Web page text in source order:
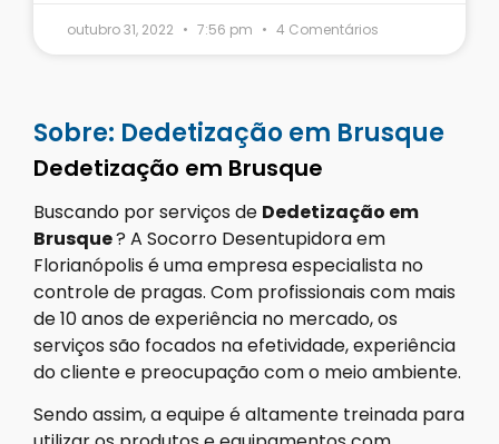
outubro 31, 2022 7:56 pm 4 Comentários
Sobre: Dedetização em Brusque
Dedetização em Brusque
Buscando por serviços de Dedetização em
Brusque? A Socorro Desentupidora em
Florianópolis é uma empresa especialista no
controle de pragas. Com profissionais com mais
de 10 anos de experiência no mercado, os
serviços são focados na efetividade, experiência
do cliente e preocupação com o meio ambiente.
Sendo assim, a equipe é altamente treinada para